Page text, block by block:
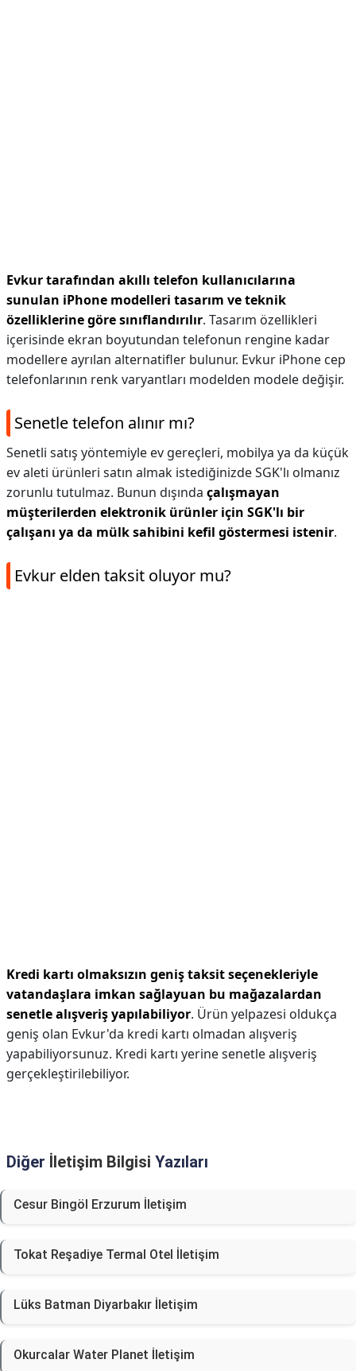
Evkur tarafından akıllı telefon kullanıcılarına
sunulan iPhone modelleri tasarım ve teknik
özelliklerine göre sınıflandırılır. Tasarım özellikleri
içerisinde ekran boyutundan telefonun rengine kadar
modellere ayrılan alternatifler bulunur. Evkur iPhone cep
telefonlarının renk varyantları modelden modele değişir.
Senetle telefon alınır mı?
Senetli satış yöntemiyle ev gereçleri, mobilya ya da küçük
ev aleti ürünleri satın almak istediğinizde SGK'lı olmanız
zorunlu tutulmaz. Bunun dışında çalışmayan
müşterilerden elektronik ürünler için SGK'lı bir
çalışanı ya da mülk sahibini kefil göstermesi istenir.
Evkur elden taksit oluyor mu?
Kredi kartı olmaksızın geniş taksit seçenekleriyle
vatandaşlara imkan sağlayuan bu mağazalardan
senetle alışveriş yapılabiliyor. Ürün yelpazesi oldukça
geniş olan Evkur'da kredi kartı olmadan alışveriş
yapabiliyorsunuz. Kredi kartı yerine senetle alışveriş
gerçekleştirilebiliyor.
Diğer İletişim Bilgisi Yazıları
Cesur Bingöl Erzurum İletişim
Tokat Reşadiye Termal Otel İletişim
Lüks Batman Diyarbakır İletişim
Okurcalar Water Planet İletişim